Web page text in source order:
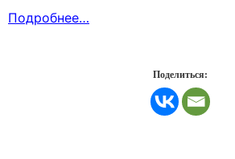
Подробнее…
Поделиться: